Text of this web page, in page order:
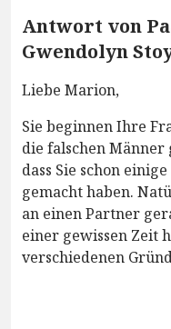
Antwort von
Gwendolyn
Liebe Marion,
Sie beginnen Ihre
die falschen Männer
dass Sie schon
gemacht haben.
an einen Partner
einer gewissen Zeit
verschiedenen